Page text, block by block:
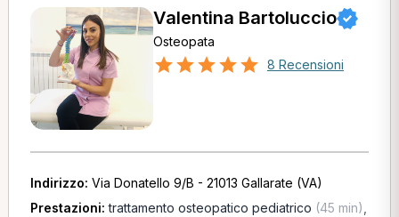
Valentina Bartoluccio
Osteopata
8 Recensioni
Indirizzo: Via Donatello 9/B - 21013 Gallarate (VA)
Prestazioni:trattamento osteopatico pediatrico (45 min)